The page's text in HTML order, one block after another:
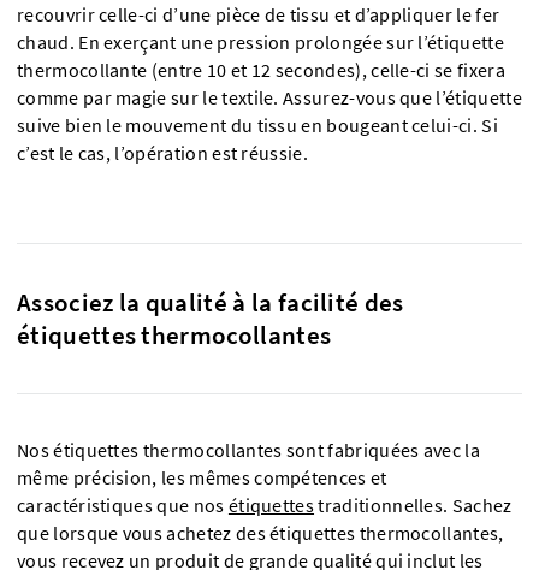
recouvrir celle-ci d’une pièce de tissu et d’appliquer le fer
chaud. En exerçant une pression prolongée sur l’étiquette
thermocollante (entre 10 et 12 secondes), celle-ci se fixera
comme par magie sur le textile. Assurez-vous que l’étiquette
suive bien le mouvement du tissu en bougeant celui-ci. Si
c’est le cas, l’opération est réussie.
Associez la qualité à la facilité des
étiquettes thermocollantes
Nos étiquettes thermocollantes sont fabriquées avec la
même précision, les mêmes compétences et
caractéristiques que nos étiquettestraditionnelles. Sachez
que lorsque vous achetez des étiquettes thermocollantes,
vous recevez un produit de grande qualité qui inclut les